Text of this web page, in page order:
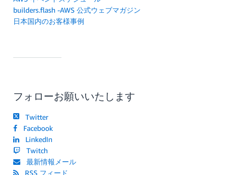
builders.flash -AWS 公式ウェブマガジン
日本国内のお客様事例
フォローお願いいたします
Twitter
Facebook
LinkedIn
Twitch
最新情報メール
RSS フィード